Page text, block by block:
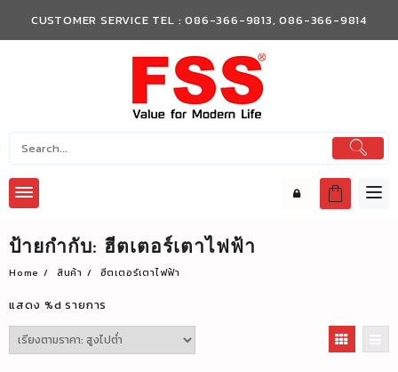
content
CUSTOMER SERVICE TEL : 086-366-9813, 086-366-9814
ป้ายกำกับ: ฮีตเตอร์เตาไฟฟ้า
Home สินค้า ฮีตเตอร์เตาไฟฟ้า
แสดง %d รายการ